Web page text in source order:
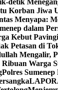
detik
Korban Jiwa
Menyapa:
dalam
Kebut
Petasan di
Mengalir,
Warga
Polres